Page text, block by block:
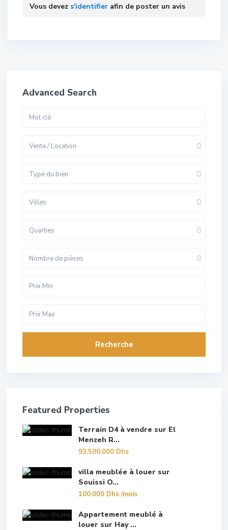
Vous devez s'identifier afin de poster un avis
Advanced Search
Vente / Location
Type du bien
Villes
Quarties
Nombre de pièces
Recherche
Featured Properties
Terrain D4 à vendre sur El
Menzeh R...
93.500.000 Dhs
villa meublée à louer sur
Souissi O...
100.000 Dhs/mois
Appartement meublé à
louer sur Hay ...